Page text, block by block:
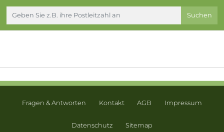
Suchen
Fragen & Antworten Kontakt AGB Impressum
Datenschutz Sitemap